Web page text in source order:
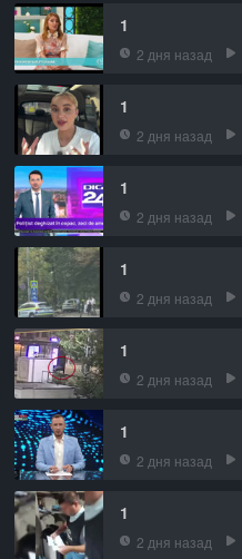
1
2 дня назад
1
2 дня назад
1
2 дня назад
1
2 дня назад
1
2 дня назад
1
2 дня назад
1
2 дня назад